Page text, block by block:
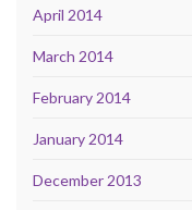
April 2014
March 2014
February 2014
January 2014
December 2013